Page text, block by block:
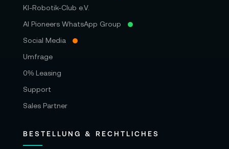
KI-Robotik-Club e.V.
AI Pioneers WhatsApp Group
Social Media
Umfrage
0% Leasing
Support
Sales Partner
BESTELLUNG & RECHTLICHES